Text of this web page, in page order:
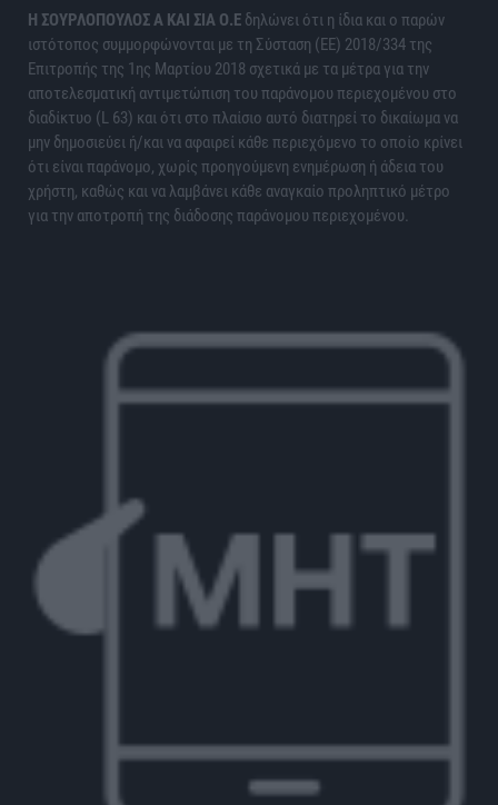
H ΣΟΥΡΛΟΠΟΥΛΟΣ Α ΚΑΙ ΣΙΑ Ο.Ε δηλώνει ότι η ίδια και ο παρών
ιστότοπος συμμορφώνονται με τη Σύσταση (ΕΕ) 2018/334 της
Επιτροπής της 1ης Μαρτίου 2018 σχετικά με τα μέτρα για την
αποτελεσματική αντιμετώπιση του παράνομου περιεχομένου στο
διαδίκτυο (L 63) και ότι στο πλαίσιο αυτό διατηρεί το δικαίωμα να
μην δημοσιεύει ή/και να αφαιρεί κάθε περιεχόμενο το οποίο κρίνει
ότι είναι παράνομο, χωρίς προηγούμενη ενημέρωση ή άδεια του
χρήστη, καθώς και να λαμβάνει κάθε αναγκαίο προληπτικό μέτρο
για την αποτροπή της διάδοσης παράνομου περιεχομένου.